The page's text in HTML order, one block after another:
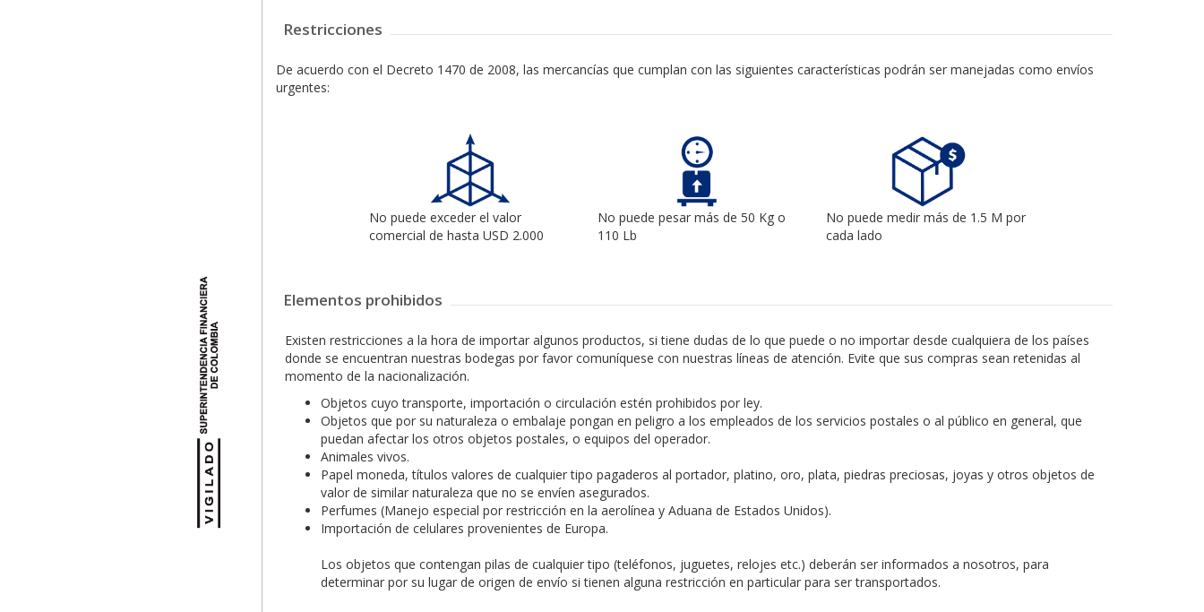
Restricciones
De acuerdo con el Decreto 1470 de 2008, las mercancías que cumplan con las siguientes características podrán ser manejadas como envíos
urgentes:
No puede exceder el valor
comercial de hasta USD 2.000
No puede pesar más de 50 Kg o
110 Lb
No puede medir más de 1.5 M por
cada lado
Elementos prohibidos
Existen restricciones a la hora de importar algunos productos, si tiene dudas de lo que puede o no importar desde cualquiera de los países
donde se encuentran nuestras bodegas por favor comuníquese con nuestras líneas de atención. Evite que sus compras sean retenidas al
momento de la nacionalización.
Objetos cuyo transporte, importación o circulación estén prohibidos por ley.
Objetos que por su naturaleza o embalaje pongan en peligro a los empleados de los servicios postales o al público en general, que
puedan afectar los otros objetos postales, o equipos del operador.
Animales vivos.
Papel moneda, títulos valores de cualquier tipo pagaderos al portador, platino, oro, plata, piedras preciosas, joyas y otros objetos de
valor de similar naturaleza que no se envíen asegurados.
Perfumes (Manejo especial por restricción en la aerolínea y Aduana de Estados Unidos).
Importación de celulares provenientes de Europa.
Los objetos que contengan pilas de cualquier tipo (teléfonos, juguetes, relojes etc.) deberán ser informados a nosotros, para
determinar por su lugar de origen de envío si tienen alguna restricción en particular para ser transportados.